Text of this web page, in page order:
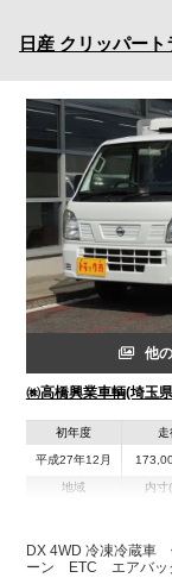
日産 クリッパート
他
㈱高橋興業車輌(埼玉
初年度
平成27年12月
走
地域 内寸
DX 4WD 冷凍冷蔵
ーン ETC エアバッ